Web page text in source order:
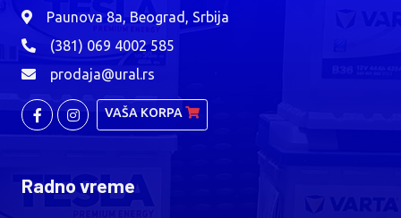
Paunova 8a, Beograd, Srbija
(381) 069 4002 585
prodaja@ural.rs
VAŠA KORPA
Radno vreme